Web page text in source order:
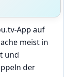
App auf
meist in
und
der